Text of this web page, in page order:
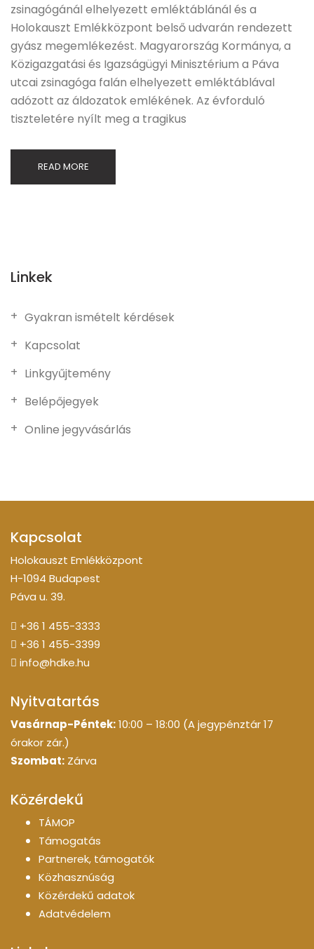
zsinagógánál elhelyezett emléktáblánál és a
Holokauszt Emlékközpont belső udvarán rendezett
gyász megemlékezést. Magyarország Kormánya, a
Közigazgatási és Igazságügyi Minisztérium a Páva
utcai zsinagóga falán elhelyezett emléktáblával
adózott az áldozatok emlékének. Az évforduló
tiszteletére nyílt meg a tragikus
READ MORE
Linkek
Gyakran ismételt kérdések
Kapcsolat
Linkgyűjtemény
Belépőjegyek
Online jegyvásárlás
Kapcsolat
Holokauszt Emlékközpont
H-1094 Budapest
Páva u. 39.
+36 1 455-3333
+36 1 455-3399
info@hdke.hu
Nyitvatartás
Vasárnap-Péntek:10:00 – 18:00 (A jegypénztár 17
órakor zár.)
Szombat: Zárva
Közérdekű
TÁMOP
Támogatás
Partnerek, támogatók
Közhasznúság
Közérdekű adatok
Adatvédelem